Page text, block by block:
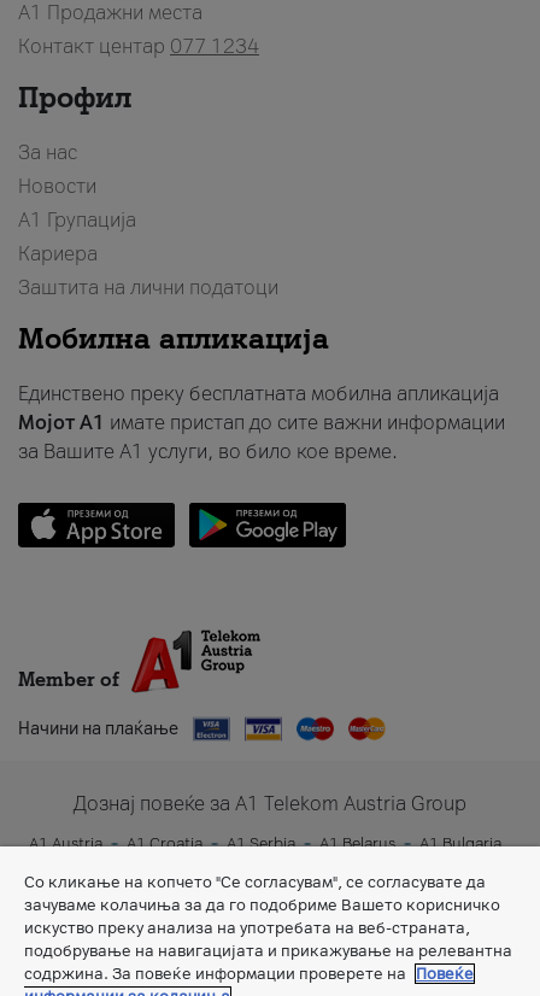
A1 Продажни места
Контакт центар 077 1234
Профил
За нас
Новости
А1 Групација
Кариера
Заштита на лични податоци
Мобилна апликација
Единствено преку бесплатната мобилна апликација
Мојот A1 имате пристап до сите важни информации
за Вашите A1 услуги, во било кое време.
Member of
Начини на плаќање
Дознај повеќе за A1 Telekom Austria Group
A1 Austria A1 Croatia A1 Serbia A1 Belarus
A1 Bulgaria
Со кликање на копчето "Се согласувам", се согласувате да
зачуваме колачиња за да го подобриме Вашето корисничко
искуство преку анализа на употребата на веб-страната,
подобрување на навигацијата и прикажување на релевантна
содржина. За повеќе информации проверете на
Повеќе